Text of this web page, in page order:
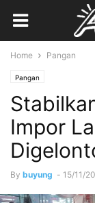
Home Pangan
Pangan
Impor
By buyung - 15/11/